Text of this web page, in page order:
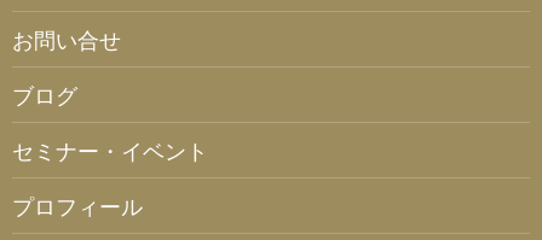
お問い合せ
ブログ
セミナー・イベント
プロフィール